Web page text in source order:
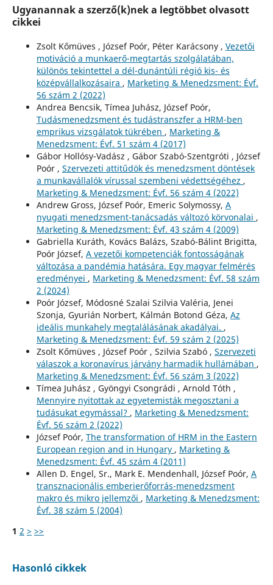
Ugyanannak a szerző(k)nek a legtöbbet olvasott
cikkei
Zsolt Kőmüves , József Poór, Péter Karácsony , Vezetői
motiváció a munkaerő-megtartás szolgálatában,
különös tekintettel a dél-dunántúli régió kis- és
középvállalkozásaira , Marketing & Menedzsment: Évf.
56 szám 2 (2022)
Andrea Bencsik, Tímea Juhász, József Poór,
Tudásmenedzsment és tudástranszfer a HRM-ben
emprikus vizsgálatok tükrében , Marketing &
Menedzsment: Évf. 51 szám 4 (2017)
Gábor Hollósy-Vadász , Gábor Szabó-Szentgróti , József
Poór , Szervezeti attitűdök és menedzsment döntések
a munkavállalók vírussal szembeni védettségéhez ,
Marketing & Menedzsment: Évf. 56 szám 4 (2022)
Andrew Gross, József Poór, Emeric Solymossy, A
nyugati menedzsment-tanácsadás változó körvonalai ,
Marketing & Menedzsment: Évf. 43 szám 4 (2009)
Gabriella Kuráth, Kovács Balázs, Szabó-Bálint Brigitta,
Poór József, A vezetői kompetenciák fontosságának
változása a pandémia hatására. Egy magyar felmérés
eredményei , Marketing & Menedzsment: Évf. 58 szám
2 (2024)
Poór József, Módosné Szalai Szilvia Valéria, Jenei
Szonja, Gyurián Norbert, Kálmán Botond Géza, Az
ideális munkahely megtalálásának akadályai. ,
Marketing & Menedzsment: Évf. 59 szám 2 (2025)
Zsolt Kőmüves , József Poór , Szilvia Szabó , Szervezeti
válaszok a koronavírus járvány harmadik hullámában ,
Marketing & Menedzsment: Évf. 56 szám 3 (2022)
Tímea Juhász , Gyöngyi Csongrádi , Arnold Tóth ,
Mennyire nyitottak az egyetemisták megosztani a
tudásukat egymással? , Marketing & Menedzsment:
Évf. 56 szám 2 (2022)
József Poór, The transformation of HRM in the Eastern
European region and in Hungary , Marketing &
Menedzsment: Évf. 45 szám 4 (2011)
Allen D. Engel, Sr., Mark E. Mendenhall, József Poór, A
transznacionális emberierőforrás-menedzsment
makro és mikro jellemzői , Marketing & Menedzsment:
Évf. 38 szám 5 (2004)
1 2 > >>
Hasonló cikkek